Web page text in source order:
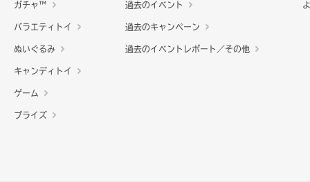
ガチャ™
バラエティトイ
ぬいぐるみ
キャンディトイ
ゲーム
プライズ
過去のイベント
過去のキャンペーン
過去のイベントレポート／その他